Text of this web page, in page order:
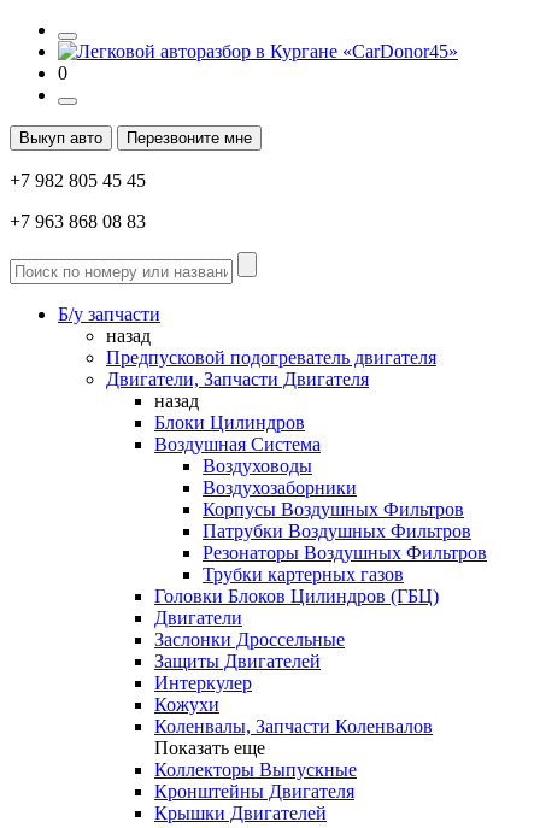
0
Выкуп авто Перезвоните мне
+7 982 805 45 45
+7 963 868 08 83
Б/у запчасти
назад
Предпусковой подогреватель двигателя
Двигатели, Запчасти Двигателя
назад
Блоки Цилиндров
Воздушная Система
Воздуховоды
Воздухозаборники
Корпусы Воздушных Фильтров
Патрубки Воздушных Фильтров
Резонаторы Воздушных Фильтров
Трубки картерных газов
Головки Блоков Цилиндров (ГБЦ)
Двигатели
Заслонки Дроссельные
Защиты Двигателей
Интеркулер
Кожухи
Коленвалы, Запчасти Коленвалов
Показать еще
Коллекторы Выпускные
Кронштейны Двигателя
Крышки Двигателей